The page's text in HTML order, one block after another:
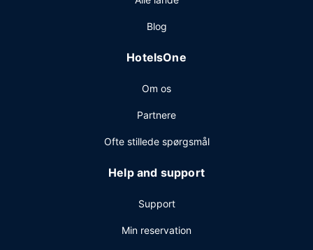
Blog
HotelsOne
Om os
Partnere
Ofte stillede spørgsmål
Help and support
Support
Min reservation